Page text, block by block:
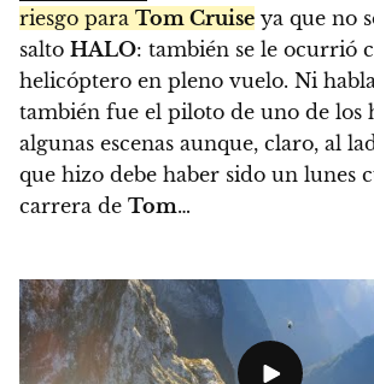
riesgo para Tom Cruise ya que no
salto HALO: también se le ocurrió
helicóptero en pleno vuelo. Ni
también fue el piloto de uno de los
algunas escenas aunque, claro, al
que hizo debe haber sido un lunes
carrera de Tom…